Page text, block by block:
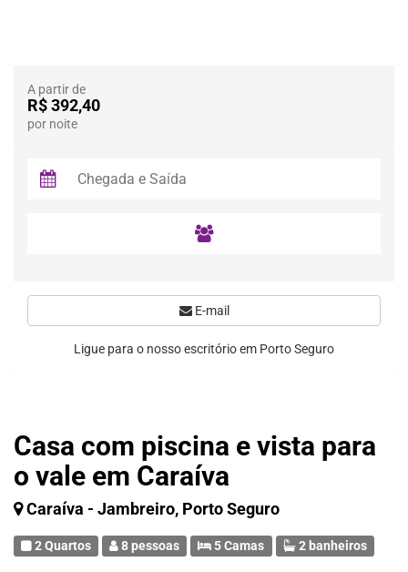
Casa com piscina e vista para
o vale em Caraíva
Caraíva - Jambreiro, Porto Seguro
2 Quartos 8 pessoas 5 Camas 2 banheiros
A partir de
R$ 392,40
por noite
E-mail
Ligue para o nosso escritório em Porto Seguro